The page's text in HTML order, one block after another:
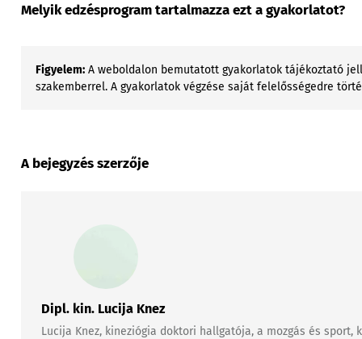
Melyik edzésprogram tartalmazza ezt a gyakorlatot?
Figyelem: A weboldalon bemutatott gyakorlatok tájékoztató
szakemberrel. A gyakorlatok végzése saját felelősségedre
A bejegyzés szerzője
Dipl. kin. Lucija Knez
Lucija Knez, kineziógia doktori hallgatója, a mozgás és